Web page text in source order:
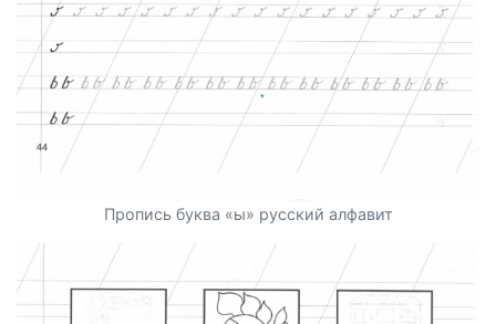
Пропись буква «ы» русский алфавит